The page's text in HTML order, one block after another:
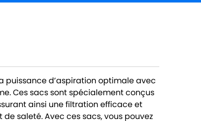
puissance d’aspiration optimale avec
Ces sacs sont spécialement conçus
ainsi une filtration efficace et
saleté. Avec ces sacs, vous pouvez